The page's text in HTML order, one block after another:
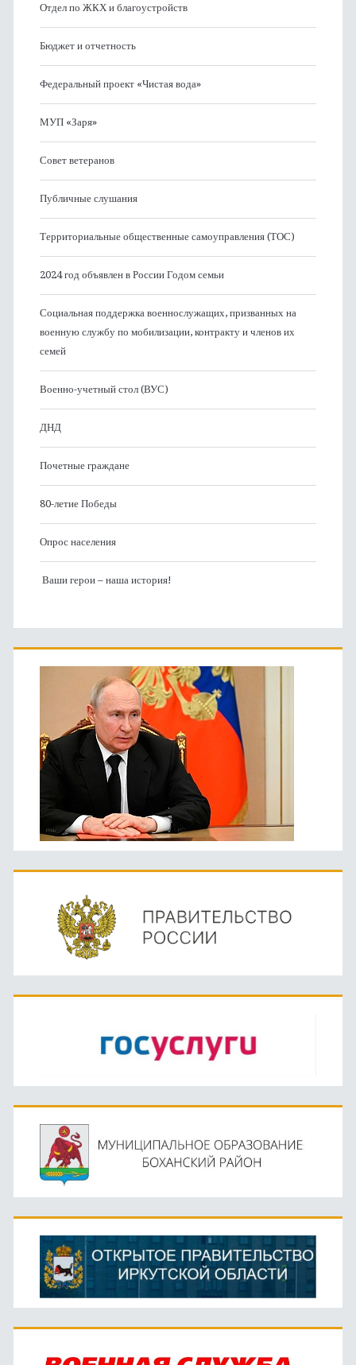
Отдел по ЖКХ и благоустройств
Бюджет и отчетность
Федеральный проект «Чистая вода»
МУП «Заря»
Совет ветеранов
Публичные слушания
Территориальные общественные самоуправления (ТОС)
2024 год объявлен в России Годом семьи
Социальная поддержка военнослужащих, призванных на
военную службу по мобилизации, контракту и членов их
семей
Военно-учетный стол (ВУС)
ДНД
Почетные граждане
80-летие Победы
Опрос населения
Ваши герои – наша история!